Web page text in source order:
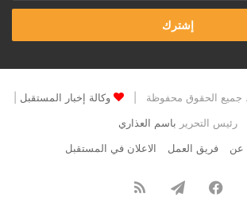
وكالة إخبار المستقبل
رئيس التحرير باسم العذاري
عن فريق العمل الاعلان في المستقبل
فيسبوك تيلقرام